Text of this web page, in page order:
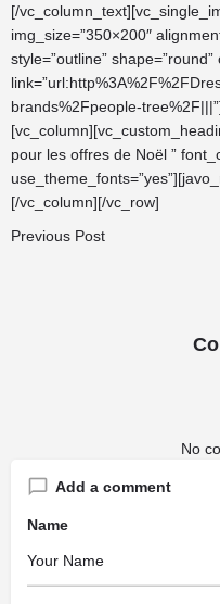
[/
img_size=”350×200″
style=”outline”
brands%2Fpeople-
pour les offres de Noël ”
[/vc_column][/vc_row]
Previous Post
No
Add a comment
Name